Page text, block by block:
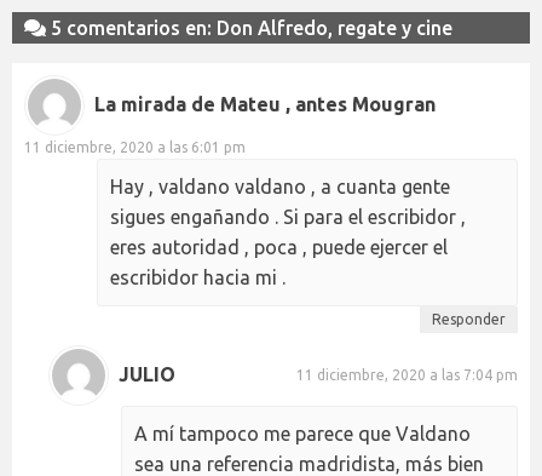
5 comentarios en: Don Alfredo, regate y cine
La mirada de Mateu , antes Mougran
11 diciembre, 2020 a las 6:01 pm
Hay , valdano valdano , a cuanta gente
sigues engañando . Si para el escribidor ,
eres autoridad , poca , puede ejercer el
escribidor hacia mi .
Responder
JULIO 11 diciembre, 2020 a las 7:04 pm
A mí tampoco me parece que Valdano
sea una referencia madridista, más bien